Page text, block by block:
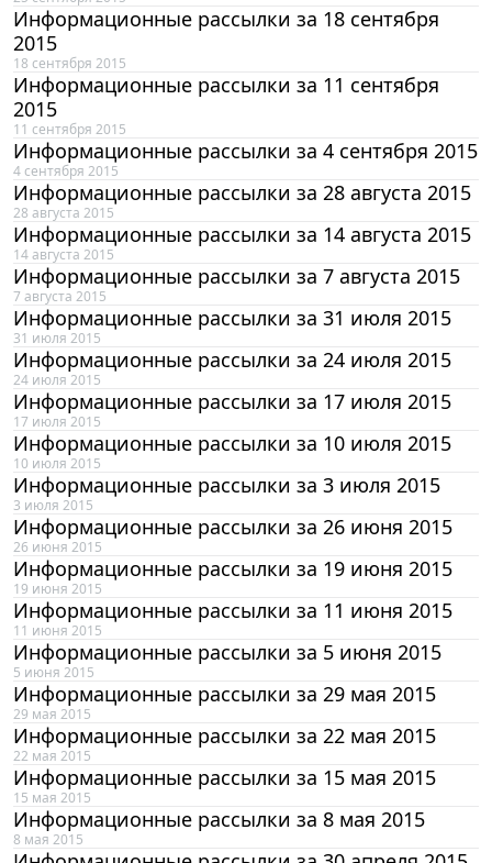
Информационные рассылки за 18 сентября
2015
18 сентября 2015
Информационные рассылки за 11 сентября
2015
11 сентября 2015
Информационные рассылки за 4 сентября 2015
4 сентября 2015
Информационные рассылки за 28 августа 2015
28 августа 2015
Информационные рассылки за 14 августа 2015
14 августа 2015
Информационные рассылки за 7 августа 2015
7 августа 2015
Информационные рассылки за 31 июля 2015
31 июля 2015
Информационные рассылки за 24 июля 2015
24 июля 2015
Информационные рассылки за 17 июля 2015
17 июля 2015
Информационные рассылки за 10 июля 2015
10 июля 2015
Информационные рассылки за 3 июля 2015
3 июля 2015
Информационные рассылки за 26 июня 2015
26 июня 2015
Информационные рассылки за 19 июня 2015
19 июня 2015
Информационные рассылки за 11 июня 2015
11 июня 2015
Информационные рассылки за 5 июня 2015
5 июня 2015
Информационные рассылки за 29 мая 2015
29 мая 2015
Информационные рассылки за 22 мая 2015
22 мая 2015
Информационные рассылки за 15 мая 2015
15 мая 2015
Информационные рассылки за 8 мая 2015
8 мая 2015